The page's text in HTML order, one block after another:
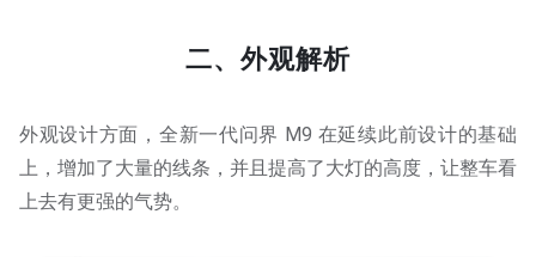
二、外观解析
外观设计方面，全新一代问界 M9 在延续此前设计的基础
上，增加了大量的线条，并且提高了大灯的高度，让整车看
上去有更强的气势。